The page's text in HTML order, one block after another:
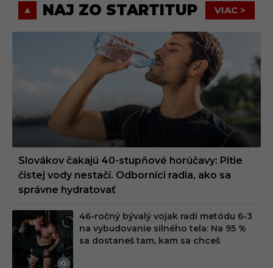
NAJ ZO STARTITUP VIAC >
Slovákov čakajú 40-stupňové horúčavy: Pitie
čistej vody nestačí. Odborníci radia, ako sa
správne hydratovať
46-ročný bývalý vojak radí metódu 6-3
na vybudovanie silného tela: Na 95 %
sa dostaneš tam, kam sa chceš